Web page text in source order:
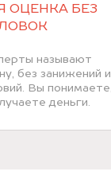
ОЦЕНКА БЕЗ
называют
без занижений и
Вы понимаете,
деньги.